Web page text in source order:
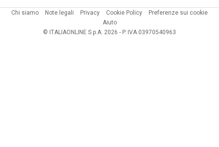
Chi siamo Note legali Privacy Cookie Policy
Preferenze sui cookie
Aiuto
© ITALIAONLINE S.p.A. 2026 - P. IVA 03970540963